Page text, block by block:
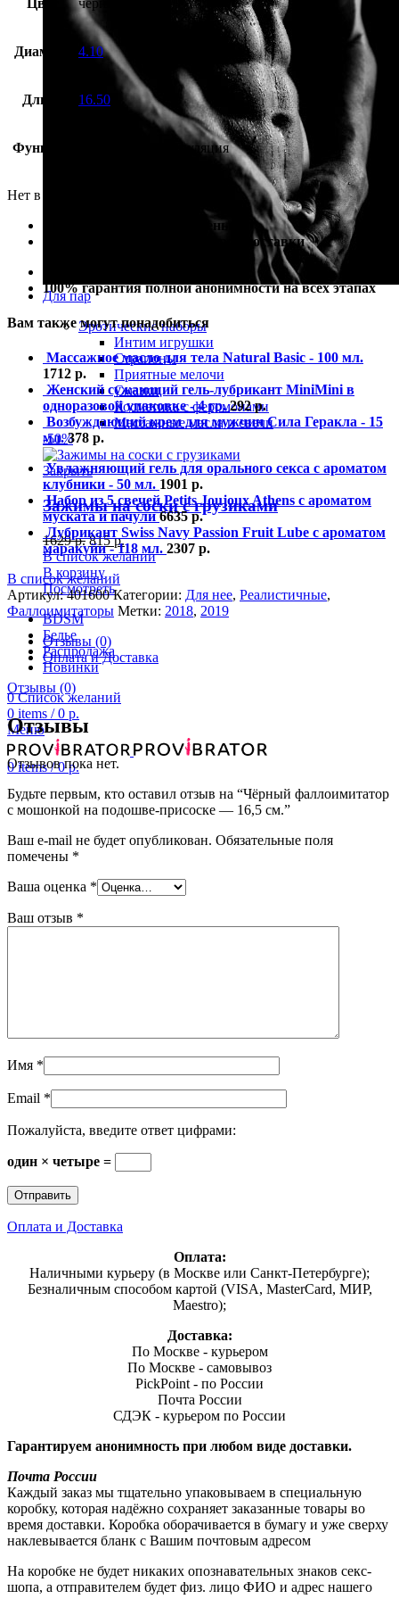
Для пар
Эротические наборы
Интим игрушки
Страпоны
Приятные мелочи
Смазки
Косметика с феромонами
Массажные масла и свечи
-50%
Закрыть
Зажимы на соски с грузиками
1629р. 815р.
В список желаний
В корзину
Посмотреть
BDSM
Белье
Распродажа
Новинки
0Список желаний
0 items / 0 р.
Меню
0items / 0р.
Диаметр 4.10
Длина 16.50
Функция вагинальная стимуляция
Нет в наличии
100% гарантия лучшей цены
100% гарантия самой быстрой доставки
100% гарантия полной анонимности на всех этапах
Вам также могут понадобиться
Массажное масло для тела Natural Basic - 100 мл.
1712 р.
Женский сужающий гель-лубрикант MiniMini в
одноразовой упаковке - 4 гр.292р.
Возбуждающий крем для мужчин Сила Геракла - 15
мл.378 р.
Увлажняющий гель для орального секса с ароматом
клубники - 50 мл. 1901 р.
Набор из 5 свечей Petits Joujoux Athens с ароматом
муската и пачули6635р.
Лубрикант Swiss Navy Passion Fruit Lube с ароматом
маракуйи - 118 мл. 2307 р.
В список желаний
Артикул:401600 Категории: Для нее, Реалистичные,
Фаллоимитаторы Метки: 2018, 2019
Отзывы (0)
Оплата и Доставка
Отзывы (0)
Отзывы
Отзывов пока нет.
Будьте первым, кто оставил отзыв на “Чёрный фаллоимитатор
с мошонкой на подошве-присоске — 16,5 см.”
Ваш e-mail не будет опубликован. Обязательные поля
помечены *
Ваша оценка *
Ваш отзыв *
Имя *
Email *
Пожалуйста, введите ответ цифрами:
один × четыре =
Оплата и Доставка
Оплата:
Наличными курьеру (в Москве или Санкт-Петербурге);
Безналичным способом картой (VISA, MasterCard, МИР,
Maestro);
Доставка:
По Москве - курьером
По Москве - самовывоз
PickPoint - по России
Почта России
СДЭК - курьером по России
Гарантируем анонимность при любом виде доставки.
Почта России
Каждый заказ мы тщательно упаковываем в специальную
коробку, которая надёжно сохраняет заказанные товары во
время доставки. Коробка оборачивается в бумагу и уже сверху
наклевывается бланк с Вашим почтовым адресом
На коробке не будет никаких опознавательных знаков секс-
шопа, а отправителем будет физ. лицо ФИО и адрес нашего